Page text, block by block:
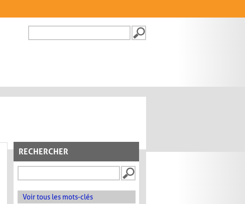
FORMULAIRE DE
RECHERCHER
Voir tous les mots-clés